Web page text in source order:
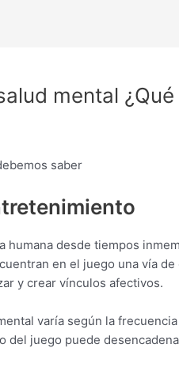
mental
saber
desde tiempos
en el juego una vía
y crear vínculos afectivos.
varía según la
juego puede